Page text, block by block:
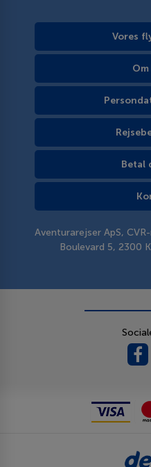
Vores
Betal
Aventurarejser ApS,
Boulevard 5, 2300